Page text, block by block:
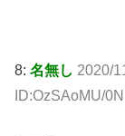
8: 名無し 2020/
ID:OzSAoMU/